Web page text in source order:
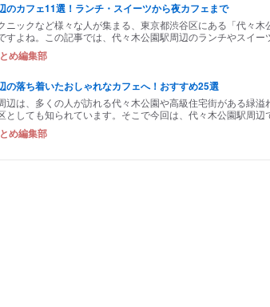
のカフェ11選！ランチ・スイーツから夜カフェまで
ニックなど様々な人が集まる、東京都渋谷区にある「代々木
すよね。この記事では、代々木公園駅周辺のランチやスイー
め編集部
の落ち着いたおしゃれなカフェへ！おすすめ25選
辺は、多くの人が訪れる代々木公園や高級住宅街がある緑溢
としても知られています。そこで今回は、代々木公園駅周辺
め編集部